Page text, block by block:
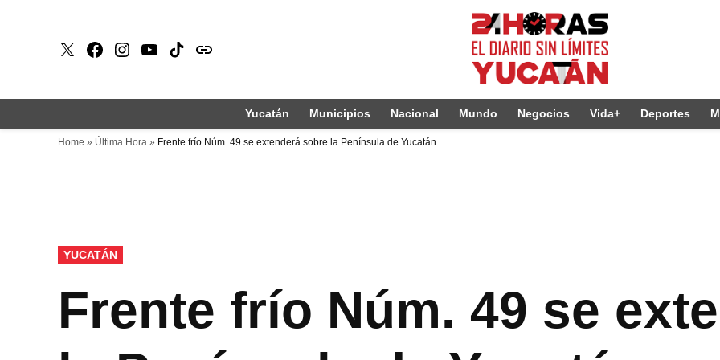
X Faceboook
Instagram
Youtube
Tiktokissuu
Yucatán Municipios Nacional Mundo Negocios Vida+ Deportes
Home » Última Hora » Frente frío Núm. 49 se extenderá sobre la Península de Yucatán
PUBLICADO
EN
YUCATÁN
Frente frío Núm. 49 se